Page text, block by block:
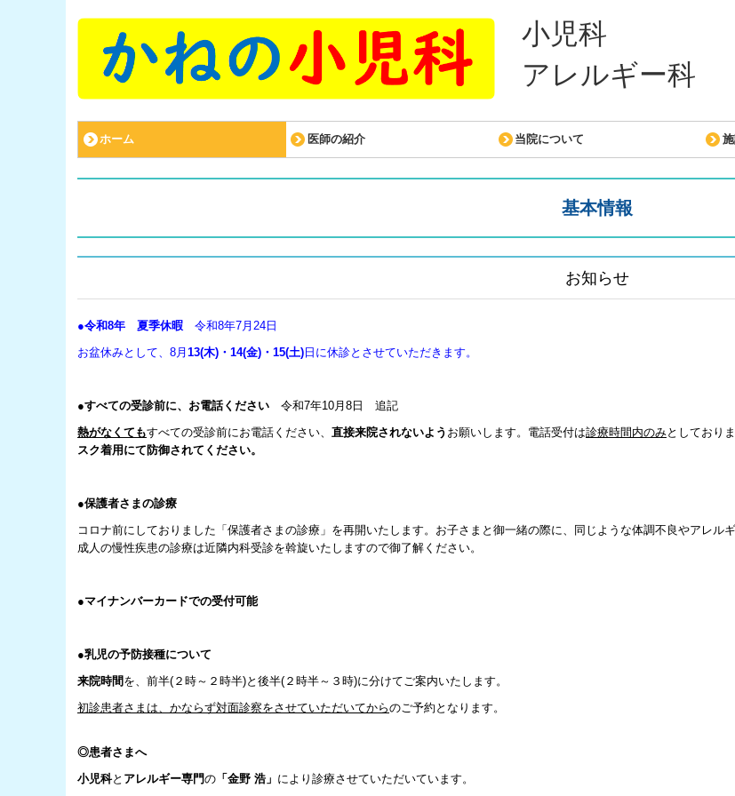
小児科
アレルギー科
ホーム 医師の紹介 当院について
基本情報
お知らせ
●令和8年 夏季休暇 令和8年7月24日
お盆休みとして、8月 13(木)・14(金)・15(土) 日に休診とさせていただきます。
●すべての受診前に、お電話ください 令和7年10月8日 追記
熱がなくてもすべての受診前にお電話ください、 直接来院されないよう お願いします。 電話受付は診療時間内のみとしておりま
スク着用にて防御されてください。
●保護者さまの診療
コロナ前にしておりました「保護者さまの診療」を再開いたします。 お子さまと御一緒の際に、同じような体調不良やアレル
成人の慢性疾患の診療は近隣内科受診を斡旋いたしますので御了解ください。
●マイナンバーカードでの受付可能
●乳児の予防接種について
来院時間 を、前半(２時～２時半)と後半(２時半～３時)に分けてご案内いたします。
初診患者さまは、かならず対面診察をさせていただいてからのご予約 となります。
◎患者さまへ
小児科と アレルギー専門の 「金野 浩」 により 診療させていただいています。